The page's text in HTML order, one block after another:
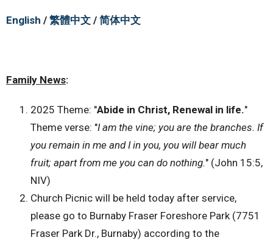
English / 繁體中文 / 简体中文
Family News:
2025 Theme: "Abide in Christ, Renewal in life."
Theme verse: "I am the vine; you are the branches. If
you remain in me and I in you, you will bear much
fruit; apart from me you can do nothing." (John 15:5,
NIV)
Church Picnic will be held today after service,
please go to Burnaby Fraser Foreshore Park (7751
Fraser Park Dr., Burnaby) according to the